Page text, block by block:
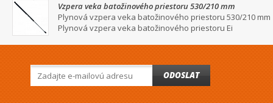
Vzpera veka batožinového priestoru 530/210 mm
Plynová vzpera veka batožinového priestoru 530/210 mm
Plynová vzpera veka batožinového priestoru Ei
ODOSLAT